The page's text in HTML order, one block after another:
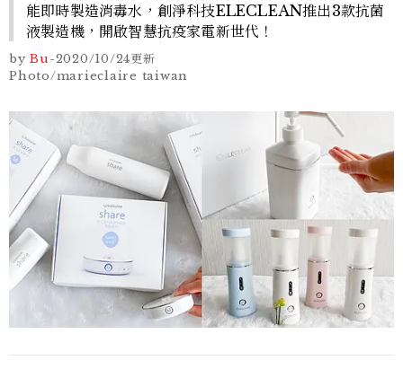
能即時製造消毒水，創淨科技ELECLEAN推出3款抗菌
液製造機，開啟智慧抗疫家電新世代！
by Bu-2020/10/24更新
Photo/marieclaire taiwan